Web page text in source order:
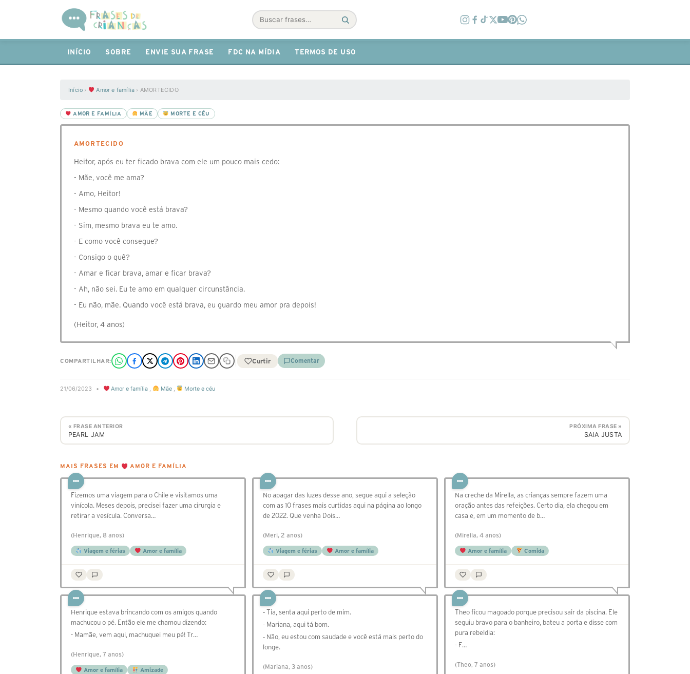
Buscar
INÍCIO SOBRE ENVIE SUA FRASE FDC NA MÍDIA TERMOS DE USO
Início › Amor e família › AMORTECIDO
AMOR E FAMÍLIA MÃE MORTE E CÉU
AMORTECIDO
Heitor, após eu ter ficado brava com ele um pouco mais cedo:
- Mãe, você me ama?
- Amo, Heitor!
- Mesmo quando você está brava?
- Sim, mesmo brava eu te amo.
- E como você consegue?
- Consigo o quê?
- Amar e ficar brava, amar e ficar brava?
- Ah, não sei. Eu te amo em qualquer circunstância.
- Eu não, mãe. Quando você está brava, eu guardo meu amor pra depois!
(Heitor, 4 anos)
COMPARTILHAR: Curtir Comentar
21/06/2023 • Amor e família , Mãe, Morte e céu
« FRASE ANTERIOR
PEARL JAM
PRÓXIMA FRASE »
SAIA JUSTA
MAIS FRASES EM AMOR E FAMÍLIA
Fizemos uma viagem para o Chile e visitamos uma
vinícola. Meses depois, precisei fazer uma cirurgia e
retirar a vesícula. Conversa…
(Henrique, 8 anos)
Viagem e férias Amor e família
No apagar das luzes desse ano, segue aqui a seleção
com as 10 frases mais curtidas aqui na página ao longo
de 2022. Que venha Dois…
(Meri, 2 anos)
Viagem e férias Amor e família
Na creche da Mirella, as crianças sempre fazem uma
oração antes das refeições. Certo dia, ela chegou em
casa e, em um momento de b…
(Mirella, 4 anos)
Amor e família Comida
Henrique estava brincando com os amigos quando
machucou o pé. Então ele me chamou dizendo:
- Mamãe, vem aqui, machuquei meu pé! Tr…
(Henrique, 7 anos)
Amor e família Amizade
⁃ Tia, senta aqui perto de mim.
⁃ Mariana, aqui tá bom.
⁃ Não, eu estou com saudade e você está mais perto do
longe.
(Mariana, 3 anos)
Theo ficou magoado porque precisou sair da piscina. Ele
seguiu bravo para o banheiro, bateu a porta e disse com
pura rebeldia:
- F…
(Theo, 7 anos)